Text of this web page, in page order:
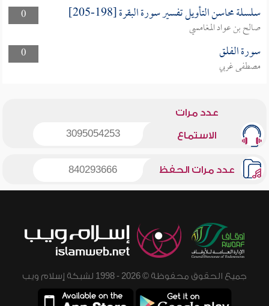
0
سلسلة محاسن التأويل تفسير سورة البقرة [198-205]
صالح بن عواد المغامسي
0
سورة الفلق
مصطفى غربي
عدد مرات
الاستماع 3095054253
عدد مرات الحفظ 840293666
جميع الحقوق محفوظة © 2026 - 1998 لشبكة إسلام ويب